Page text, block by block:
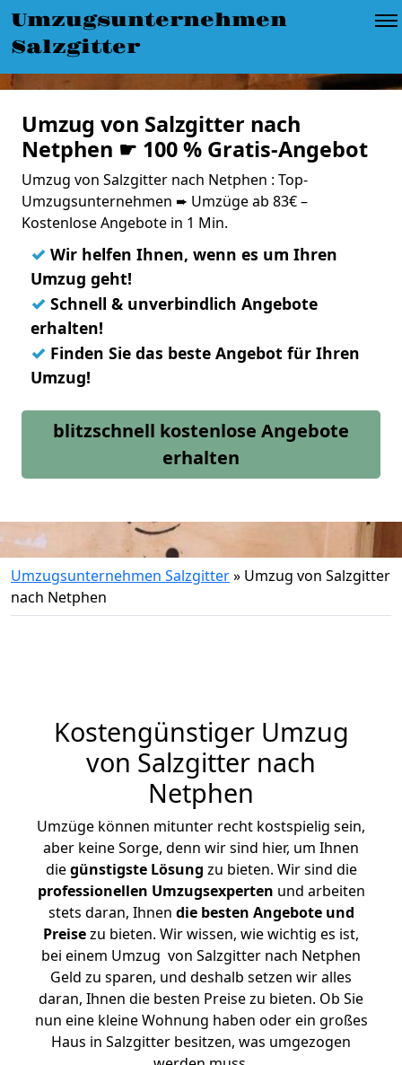
Umzugsunternehmen
Salzgitter
Umzug von Salzgitter nach
Netphen ☛ 100 % Gratis-Angebot
Umzug von Salzgitter nach Netphen : Top-
Umzugsunternehmen ➨ Umzüge ab 83€ –
Kostenlose Angebote in 1 Min.
✓ Wir helfen Ihnen, wenn es um Ihren
Umzug geht!
✓ Schnell & unverbindlich Angebote
erhalten!
✓ Finden Sie das beste Angebot für Ihren
Umzug!
blitzschnell kostenlose Angebote
erhalten
Umzugsunternehmen Salzgitter» Umzug von Salzgitter
nach Netphen
Kostengünstiger Umzug
von Salzgitter nach
Netphen
Umzüge können mitunter recht kostspielig sein,
aber keine Sorge, denn wir sind hier, um Ihnen
diegünstigste Lösung zu bieten. Wir sind die
professionellen Umzugsexperten und arbeiten
stets daran, Ihnen die besten Angebote und
Preisezu bieten. Wir wissen, wie wichtig es ist,
bei einem Umzug von Salzgitter nach Netphen
Geld zu sparen, und deshalb setzen wir alles
daran, Ihnen die besten Preise zu bieten. Ob Sie
nun eine kleine Wohnung haben oder ein großes
Haus in Salzgitter besitzen, was umgezogen